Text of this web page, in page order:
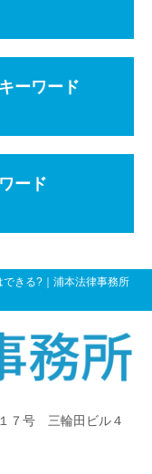
ーワード
ード
できる? ｜浦本法律事務所
７号 三輪田ビル４